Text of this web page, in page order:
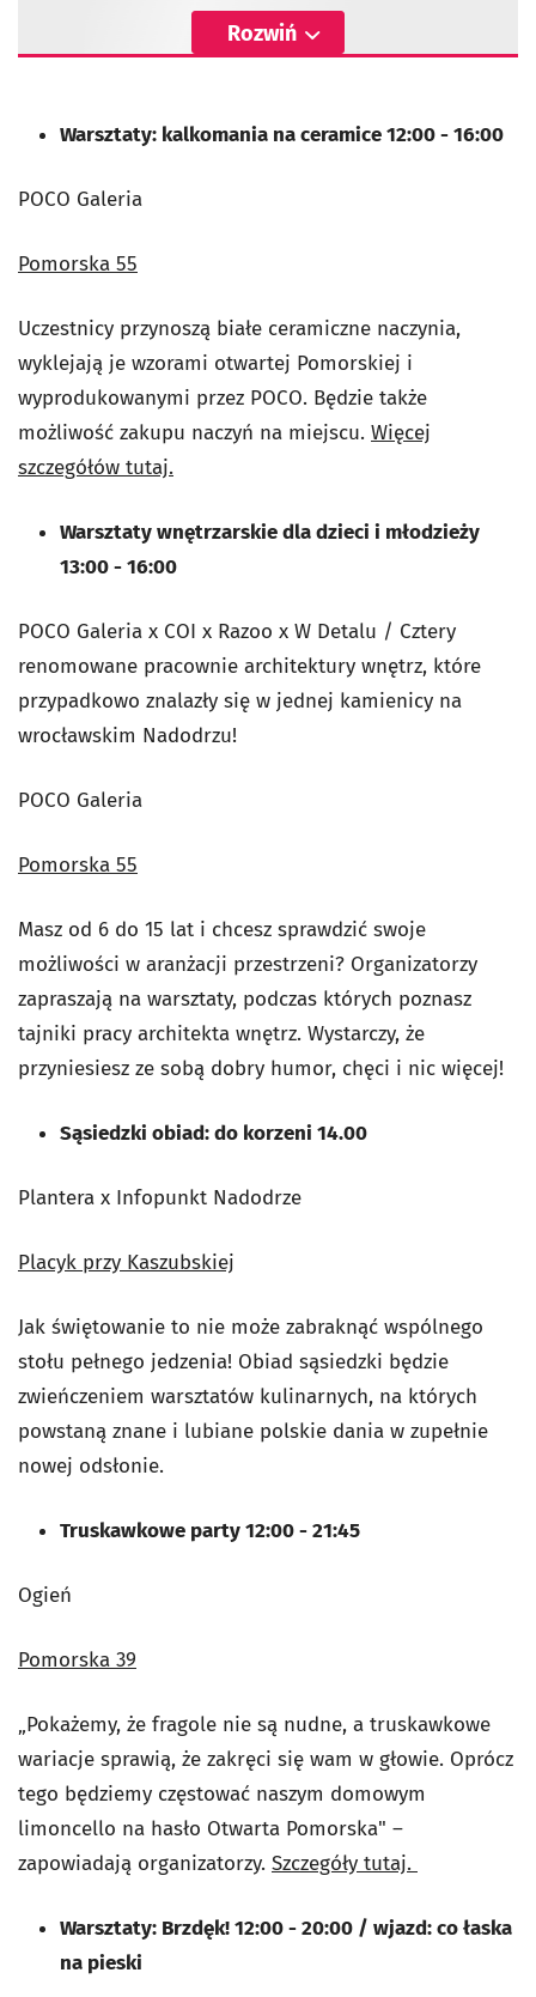
Rozwiń
Warsztaty: kalkomania na ceramice 12:00 - 16:00
POCO Galeria
Pomorska 55
Uczestnicy przynoszą białe ceramiczne naczynia,
wyklejają je wzorami otwartej Pomorskiej i
wyprodukowanymi przez POCO. Będzie także
możliwość zakupu naczyń na miejscu. Więcej
szczegółów tutaj.
Warsztaty wnętrzarskie dla dzieci i młodzieży
13:00 - 16:00
POCO Galeria x COI x Razoo x W Detalu / Cztery
renomowane pracownie architektury wnętrz, które
przypadkowo znalazły się w jednej kamienicy na
wrocławskim Nadodrzu!
POCO Galeria
Pomorska 55
Masz od 6 do 15 lat i chcesz sprawdzić swoje
możliwości w aranżacji przestrzeni? Organizatorzy
zapraszają na warsztaty, podczas których poznasz
tajniki pracy architekta wnętrz. Wystarczy, że
przyniesiesz ze sobą dobry humor, chęci i nic więcej!
Sąsiedzki obiad: do korzeni 14.00
Plantera x Infopunkt Nadodrze
Placyk przy Kaszubskiej
Jak świętowanie to nie może zabraknąć wspólnego
stołu pełnego jedzenia! Obiad sąsiedzki będzie
zwieńczeniem warsztatów kulinarnych, na których
powstaną znane i lubiane polskie dania w zupełnie
nowej odsłonie.
Truskawkowe party 12:00 - 21:45
Ogień
Pomorska 39
„Pokażemy, że fragole nie są nudne, a truskawkowe
wariacje sprawią, że zakręci się wam w głowie. Oprócz
tego będziemy częstować naszym domowym
limoncello na hasło Otwarta Pomorska" –
zapowiadają organizatorzy. Szczegóły tutaj.
Warsztaty: Brzdęk! 12:00 - 20:00 / wjazd: co łaska
na pieski